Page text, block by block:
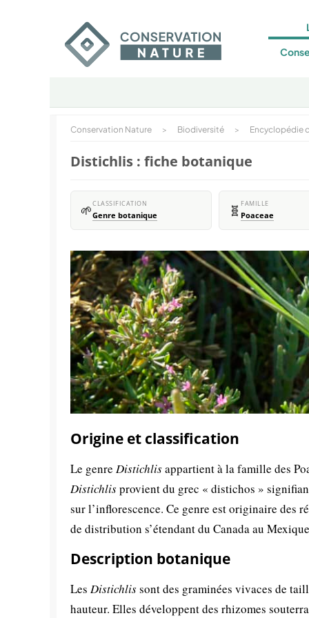
Conservation Nature > Biodiversité > Encyclopédie
Distichlis : fiche botanique
🌱CLASSIFICATION
Genre botanique 🧬 FAMILLE
Poaceae
Origine et classification
Le genre Distichlisappartient à la famille des
Distichlisprovient du grec « distichos »
sur l’inflorescence. Ce genre est originaire des
de distribution s’étendant du Canada au
Description botanique
Les Distichlissont des graminées vivaces de
hauteur. Elles développent des rhizomes